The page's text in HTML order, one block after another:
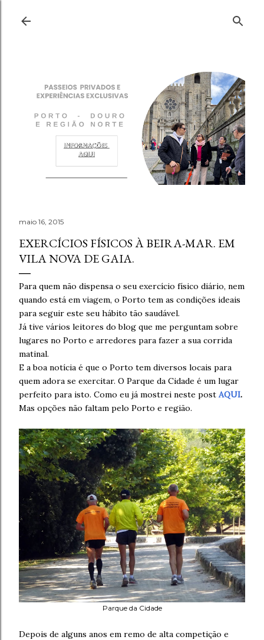
maio 16, 2015
EXERCÍCIOS FÍSICOS À BEIRA-MAR. EM
VILA NOVA DE GAIA.
Para quem não dispensa o seu exercício físico diário, nem
quando está em viagem, o Porto tem as condições ideais
para seguir este seu hábito tão saudável.
Já tive vários leitores do blog que me perguntam sobre
lugares no Porto e arredores para fazer a sua corrida
matinal.
E a boa notícia é que o Porto tem diversos locais para
quem adora se exercitar. O Parque da Cidade é um lugar
perfeito para isto. Como eu já mostrei neste post AQUI.
Mas opções não faltam pelo Porto e região.
Parque da Cidade
Depois de alguns anos em remo de alta competição e